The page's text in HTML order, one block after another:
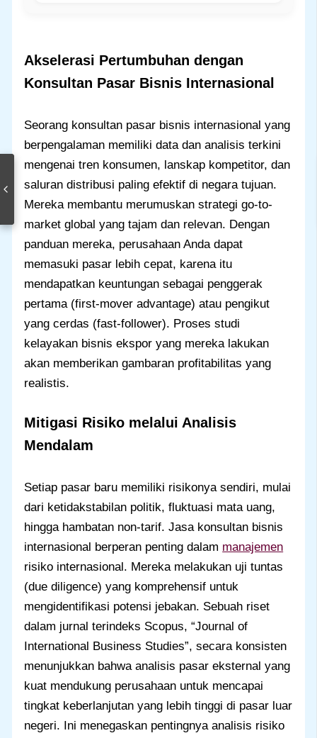
Akselerasi Pertumbuhan dengan
Konsultan Pasar Bisnis Internasional
Seorang konsultan pasar bisnis internasional yang
berpengalaman memiliki data dan analisis terkini
mengenai tren konsumen, lanskap kompetitor, dan
saluran distribusi paling efektif di negara tujuan.
Mereka membantu merumuskan strategi go-to-
market global yang tajam dan relevan. Dengan
panduan mereka, perusahaan Anda dapat
memasuki pasar lebih cepat, karena itu
mendapatkan keuntungan sebagai penggerak
pertama (first-mover advantage) atau pengikut
yang cerdas (fast-follower). Proses studi
kelayakan bisnis ekspor yang mereka lakukan
akan memberikan gambaran profitabilitas yang
realistis.
Mitigasi Risiko melalui Analisis
Mendalam
Setiap pasar baru memiliki risikonya sendiri, mulai
dari ketidakstabilan politik, fluktuasi mata uang,
hingga hambatan non-tarif. Jasa konsultan bisnis
internasional berperan penting dalam manajemen
risiko internasional. Mereka melakukan uji tuntas
(due diligence) yang komprehensif untuk
mengidentifikasi potensi jebakan. Sebuah riset
dalam jurnal terindeks Scopus, “Journal of
International Business Studies”, secara konsisten
menunjukkan bahwa analisis pasar eksternal yang
kuat mendukung perusahaan untuk mencapai
tingkat keberlanjutan yang lebih tinggi di pasar luar
negeri. Ini menegaskan pentingnya analisis risiko